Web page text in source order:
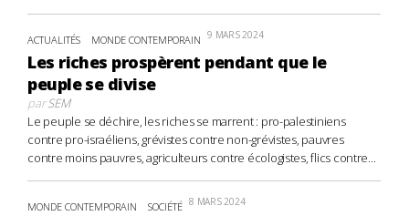
ACTUALITÉS MONDE CONTEMPORAIN 9 MARS 2024
Les riches prospèrent pendant que le
peuple se divise
parSEM
Le peuple se déchire, les riches se marrent : pro-palestiniens
contre pro-israéliens, grévistes contre non-grévistes, pauvres
contre moins pauvres, agriculteurs contre écologistes, flics contre...
MONDE CONTEMPORAIN SOCIÉTÉ 8 MARS 2024